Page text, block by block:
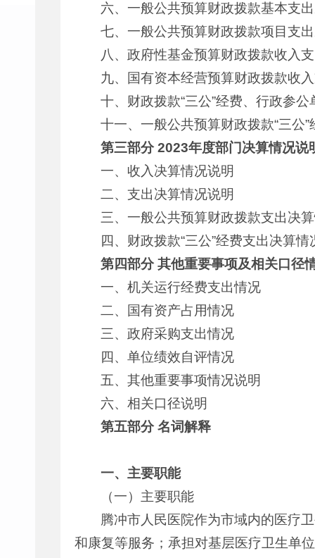
六、一般公共预算财政拨款基本支
七、一般公共预算财政拨款项目支
八、政府性基金预算财政拨款收入
九、国有资本经营预算财政拨款收
十、财政拨款“三公”经费、行政参
十一、一般公共预算财政拨款“三公
第三部分 2023年度部门决算情况说
一、收入决算情况说明
二、支出决算情况说明
三、一般公共预算财政拨款支出决
四、财政拨款“三公”经费支出决算情
第四部分 其他重要事项及相关口径
一、机关运行经费支出情况
二、国有资产占用情况
三、政府采购支出情况
四、单位绩效自评情况
五、其他重要事项情况说明
六、相关口径说明
第五部分 名词解释
一、主要职能
（一）主要职能
腾冲市人民医院作为市域内的医疗
和康复等服务；承担对基层医疗卫生单